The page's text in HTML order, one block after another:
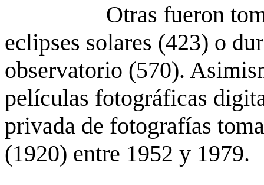
Otras fueron
eclipses solares (423) o
observatorio (570).
películas fotográficas
privada de fotografías
(1920) entre 1952 y 1979.